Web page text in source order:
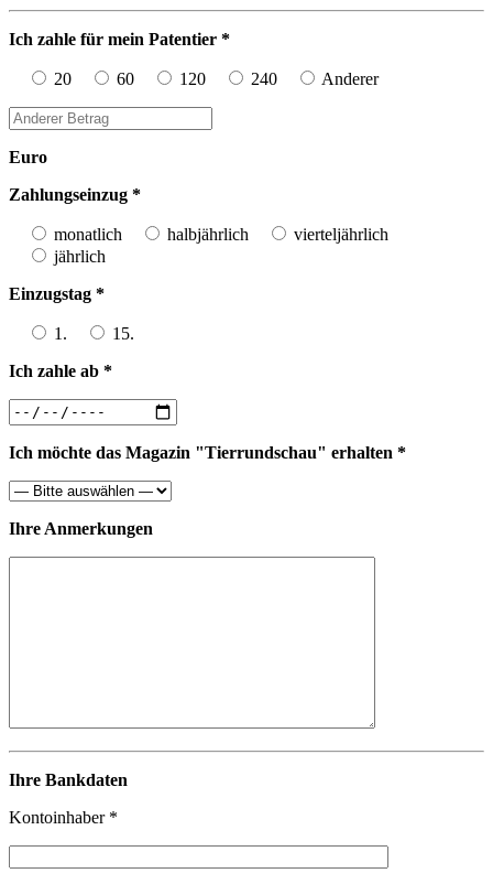
Ich zahle für mein Patentier *
20 60 120 240 Anderer
Euro
Zahlungseinzug *
monatlich halbjährlich
vierteljährlich
jährlich
Einzugstag *
1.
15.
Ich zahle ab *
Ich möchte das Magazin "Tierrundschau" erhalten *
Ihre Anmerkungen
Ihre Bankdaten
Kontoinhaber *